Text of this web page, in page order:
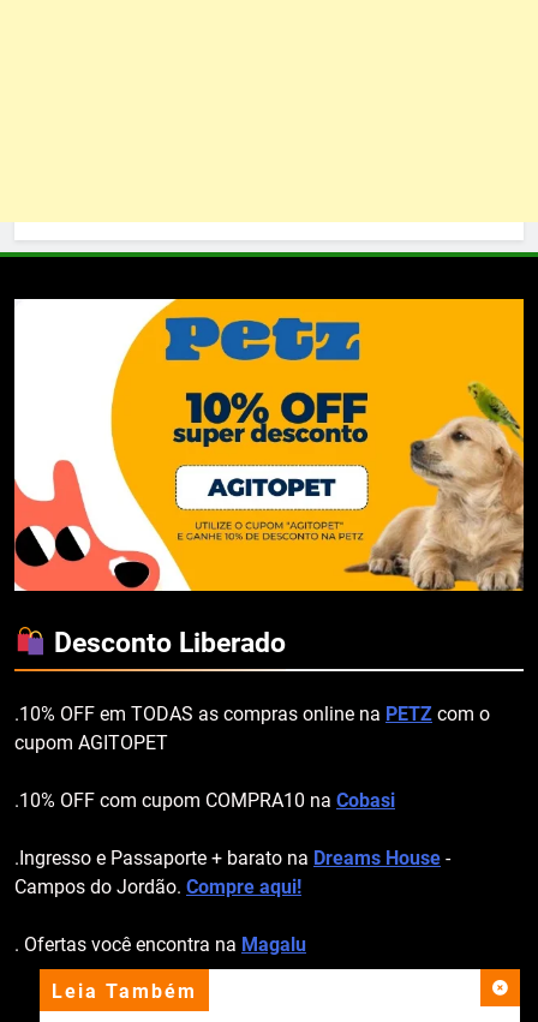
Leia Também
Desconto Liberado
.10% OFF em TODAS as compras online na PETZ com o
cupom AGITOPET
.10% OFF com cupom COMPRA10 na Cobasi
.Ingresso e Passaporte + barato na Dreams House -
Campos do Jordão. Compre aqui!
. Ofertas você encontra na Magalu
apoio institucional